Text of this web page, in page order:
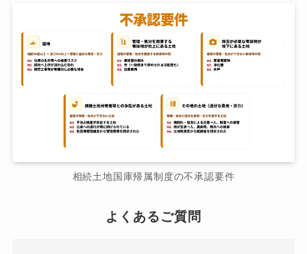
相続土地国庫帰属制度の不承認要件
よくあるご質問